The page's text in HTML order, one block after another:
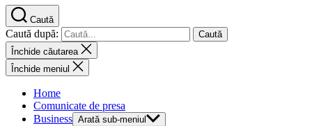
Caută
Caută după:
Închide căutarea
Închide meniul
Home
Comunicate de presa
Business Arată sub-meniul